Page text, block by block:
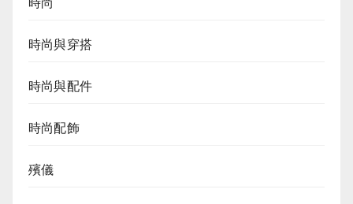
時尚
時尚與穿搭
時尚與配件
時尚配飾
殯儀